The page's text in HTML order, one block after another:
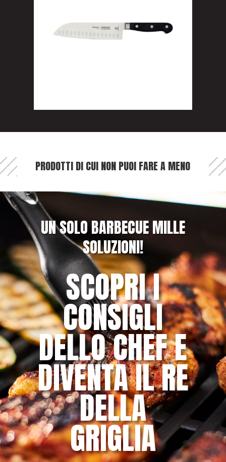
PRODOTTI DI CUI NON PUOI FARE A MENO
UN SOLO BARBECUE MILLE
SOLUZIONI!
SCOPRI I
CONSIGLI
DELLO CHEF E
DIVENTA IL RE
DELLA
GRIGLIA